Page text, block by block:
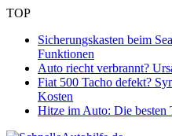
TOP
Sicherungskasten beim
Funktionen
Auto riecht verbrannt?
Fiat 500 Tacho defekt?
Kosten
Hitze im Auto: Die